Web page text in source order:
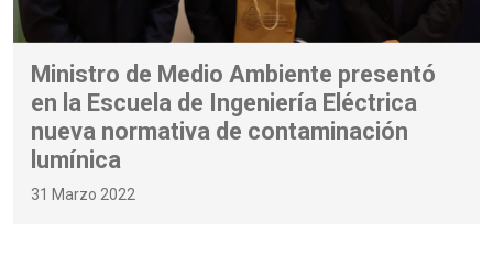
Ministro de Medio Ambiente presentó
en la Escuela de Ingeniería Eléctrica
nueva normativa de contaminación
lumínica
31 Marzo 2022